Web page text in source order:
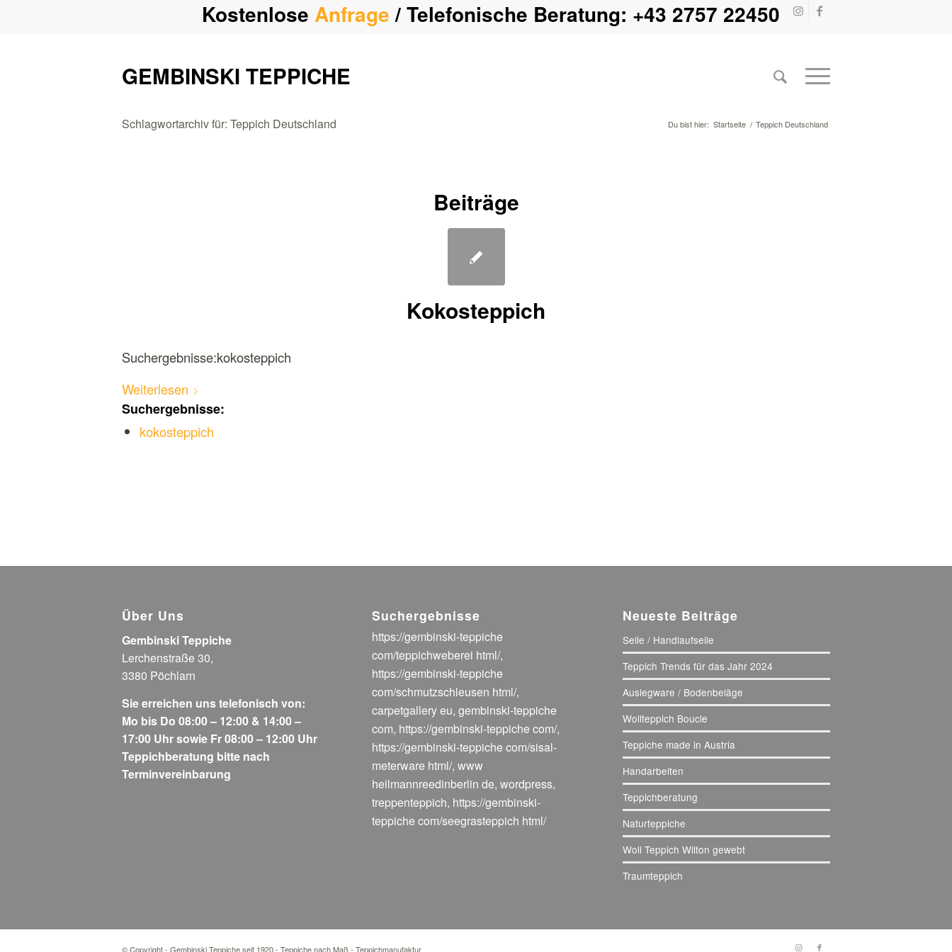
Kostenlose Anfrage/ Telefonische Beratung: +43 2757 22450
GEMBINSKI TEPPICHE
Schlagwortarchiv für: Teppich Deutschland Du bist hier: Startseite / Teppich Deutschland
Beiträge
Kokosteppich
Suchergebnisse:kokosteppich
Weiterlesen
Suchergebnisse:
kokosteppich
Über Uns
Gembinski Teppiche
Lerchenstraße 30,
3380 Pöchlarn
Sie erreichen uns telefonisch von:
Mo bis Do 08:00 – 12:00 & 14:00 –
17:00 Uhr sowie Fr 08:00 – 12:00 Uhr
Teppichberatung bitte nach
Terminvereinbarung
Suchergebnisse
https://gembinski-teppiche
com/teppichweberei html/,
https://gembinski-teppiche
com/schmutzschleusen html/,
carpetgallery eu,gembinski-teppiche
com, https://gembinski-teppiche com/,
https://gembinski-teppiche com/sisal-
meterware html/,www
heilmannreedinberlin de,wordpress,
treppenteppich, https://gembinski-
teppiche com/seegrasteppich html/
Neueste Beiträge
Seile / Handlaufseile
Teppich Trends für das Jahr 2024
Auslegware / Bodenbeläge
Wollteppich Boucle
Teppiche made in Austria
Handarbeiten
Teppichberatung
Naturteppiche
Woll Teppich Wilton gewebt
Traumteppich
© Copyright - Gembinski Teppiche seit 1920 - Teppiche nach Maß - Teppichmanufaktur